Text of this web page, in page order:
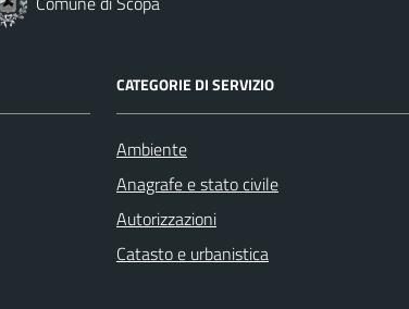
CATEGORIE DI SERVIZIO
Ambiente
Anagrafe e stato civile
Autorizzazioni
Catasto e urbanistica